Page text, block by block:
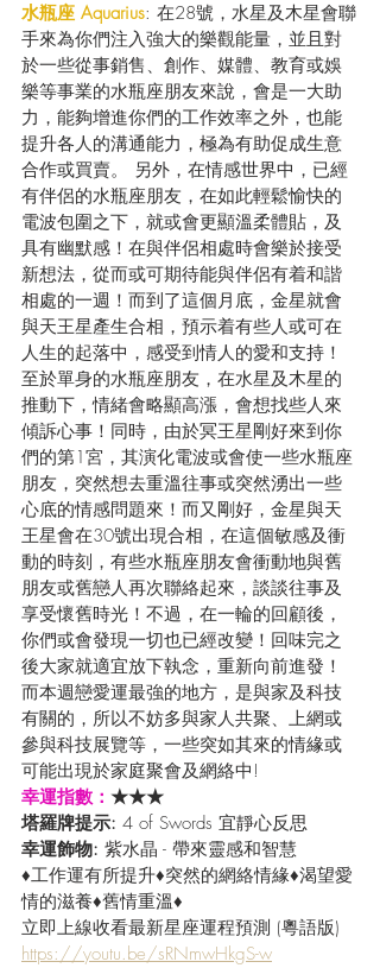
水瓶座 Aquarius: 在28號，水星及木星會聯
手來為你們注入強大的樂觀能量，並且對
於一些從事銷售、創作、媒體、教育或娛
樂等事業的水瓶座朋友來說，會是一大助
力，能夠增進你們的工作效率之外，也能
提升各人的溝通能力，極為有助促成生意
合作或買賣。 另外，在情感世界中，已經
有伴侶的水瓶座朋友，在如此輕鬆愉快的
電波包圍之下，就或會更顯溫柔體貼，及
具有幽默感！在與伴侶相處時會樂於接受
新想法，從而或可期待能與伴侶有着和諧
相處的一週！而到了這個月底，金星就會
與天王星產生合相，預示着有些人或可在
人生的起落中，感受到情人的愛和支持！
至於單身的水瓶座朋友，在水星及木星的
推動下，情緒會略顯高漲，會想找些人來
傾訴心事！同時，由於冥王星剛好來到你
們的第1宮，其演化電波或會使一些水瓶座
朋友，突然想去重溫往事或突然湧出一些
心底的情感問題來！而又剛好，金星與天
王星會在30號出現合相，在這個敏感及衝
動的時刻，有些水瓶座朋友會衝動地與舊
朋友或舊戀人再次聯絡起來，談談往事及
享受懷舊時光！不過，在一輪的回顧後，
你們或會發現一切也已經改變！回味完之
後大家就適宜放下執念，重新向前進發！
而本週戀愛運最強的地方，是與家及科技
有關的，所以不妨多與家人共聚、上網或
參與科技展覽等，一些突如其來的情緣或
可能出現於家庭聚會及網絡中!
幸運指數： ★★★
塔羅牌提示: 4 of Swords 宜靜心反思
幸運飾物: 紫水晶 - 帶來靈感和智慧
♦工作運有所提升♦突然的網絡情緣♦渴望愛
情的滋養♦舊情重溫♦
立即上線收看最新星座運程預測 (粵語版)
https://youtu.be/sRNmwHkgS-w